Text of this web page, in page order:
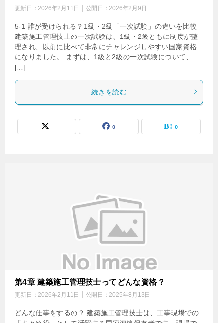
更新日： 2026年2月11日 公開日： 2026年2月9日
5-1 誰が受けられる？1級・2級「一次試験」の違いを比較
建築施工管理技士の一次試験は、1級・2級ともに制度が整
理され、以前に比べて非常にチャレンジしやすい国家資格
になりました。 まずは、1級と2級の一次試験について、
[…]
続きを読む
0 0
第4章 建築施工管理技士ってどんな資格？
更新日： 2026年2月11日 公開日： 2025年8月13日
どんな仕事をするの？ 建築施工管理技士は、工事現場での